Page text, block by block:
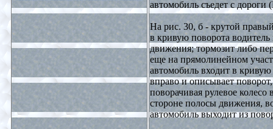
автомобиль съедет с дороги
На рис. 30, б - крутой
в кривую поворота
движения; тормозит либо
еще на прямолинейном
автомобиль входит в кривую
вправо и описывает
поворачивая рулевое
стороне полосы движения,
автомобиль выходит из